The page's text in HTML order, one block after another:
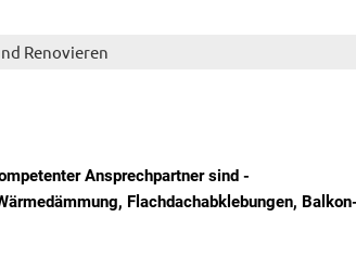
Renovieren
Ansprechpartner sind -
Flachdachabklebungen,